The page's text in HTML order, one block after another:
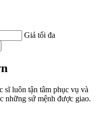
Giá tối đa
sĩ luôn tận tâm phục vụ và
những sứ mệnh được giao.